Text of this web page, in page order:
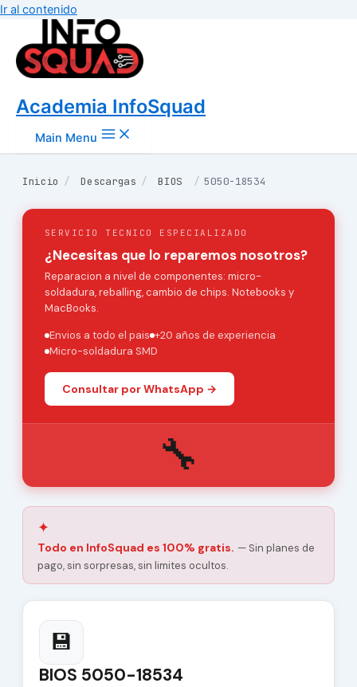
Ir al contenido
Academia InfoSquad
Main Menu
Inicio / Descargas / BIOS / 5050-18534
SERVICIO TECNICO ESPECIALIZADO
¿Necesitas que lo reparemos nosotros?
Reparacion a nivel de componentes: micro-
soldadura, reballing, cambio de chips. Notebooks y
MacBooks.
Envios a todo el pais +20 años de experiencia
Micro-soldadura SMD
Consultar por WhatsApp →
🔧
✦
Todo en InfoSquad es 100% gratis. — Sin planes de
pago, sin sorpresas, sin limites ocultos.
💾
BIOS 5050-18534